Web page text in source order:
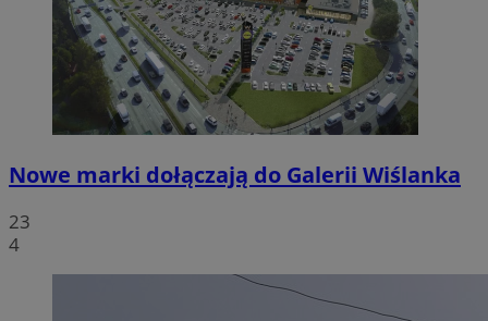
Nowe marki dołączają do Galerii Wiślanka
23
4